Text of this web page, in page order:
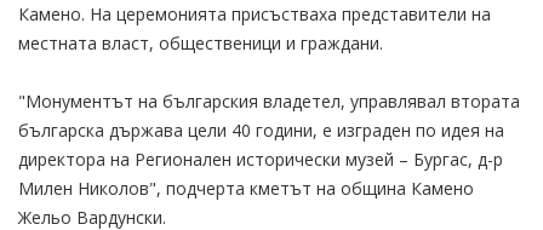
Камено. На церемонията присъстваха представители на
местната власт, общественици и граждани.
"Монументът на българския владетел, управлявал втората
българска държава цели 40 години, е изграден по идея на
директора на Регионален исторически музей – Бургас, д-р
Милен Николов", подчерта кметът на община Камено
Жельо Вардунски.